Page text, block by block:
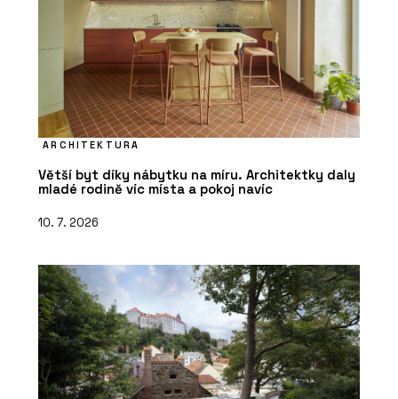
ARCHITEKTURA
Větší byt díky nábytku na míru. Architektky daly
mladé rodině víc místa a pokoj navíc
10. 7. 2026